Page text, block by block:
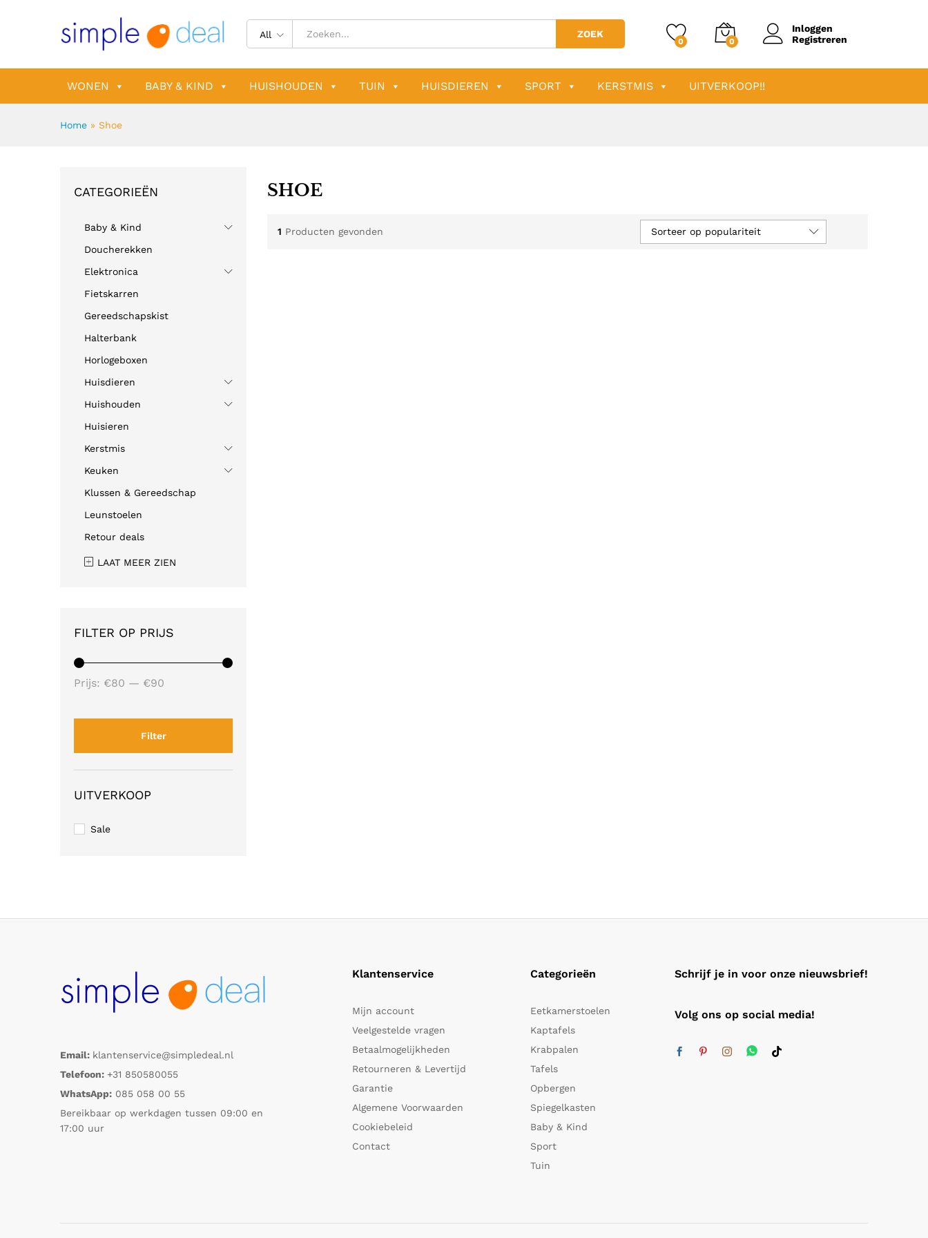
All ZOEK
0 0
Inloggen
Registreren
WONEN BABY & KIND HUISHOUDEN TUIN HUISDIEREN SPORT KERSTMIS UITVERKOOP!!
Home » Shoe
SHOE
1 Producten gevonden Sorteer op populariteit
CATEGORIEËN
Baby & Kind
Doucherekken
Elektronica
Fietskarren
Gereedschapskist
Halterbank
Horlogeboxen
Huisdieren
Huishouden
Huisieren
Kerstmis
Keuken
Klussen & Gereedschap
Leunstoelen
Retour deals
LAAT MEER ZIEN
FILTER OP PRIJS
Filter
Prijs: €80 — €90
UITVERKOOP
Sale
Email: klantenservice@simpledeal.nl
Telefoon: +31 850580055
WhatsApp: 085 058 00 55
Bereikbaar op werkdagen tussen 09:00 en
17:00 uur
Klantenservice
Mijn account
Veelgestelde vragen
Betaalmogelijkheden
Retourneren & Levertijd
Garantie
Algemene Voorwaarden
Cookiebeleid
Contact
Categorieën
Eetkamerstoelen
Kaptafels
Krabpalen
Tafels
Opbergen
Spiegelkasten
Baby & Kind
Sport
Tuin
Schrijf je in voor onze nieuwsbrief!
Volg ons op social media!